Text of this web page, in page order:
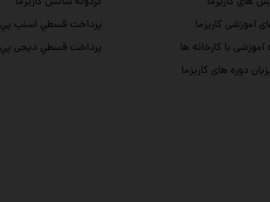
آموزشی کاریزما
آموزشی با کارخانه ها
دوره های کاریزما
پرداخت قسطي اسنپ پي
پرداخت قسطي دیجی پي